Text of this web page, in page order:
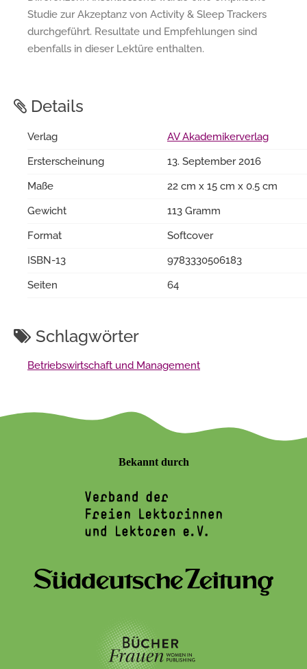
Studie zur Akzeptanz von Activity & Sleep Trackers
durchgeführt. Resultate und Empfehlungen sind
ebenfalls in dieser Lektüre enthalten.
Details
Verlag
AV Akademikerverlag
Ersterscheinung
13. September 2016
Maße
22 cm x 15 cm x 0.5 cm
Gewicht
113 Gramm
Format
Softcover
ISBN-13
9783330506183
Seiten
64
Schlagwörter
Betriebswirtschaft und Management
Bekannt durch